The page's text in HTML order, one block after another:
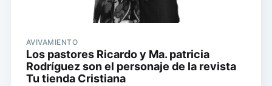
AVIVAMIENTO
Los pastores Ricardo y Ma. patricia
Rodríguez son el personaje de la revista
Tu tienda Cristiana